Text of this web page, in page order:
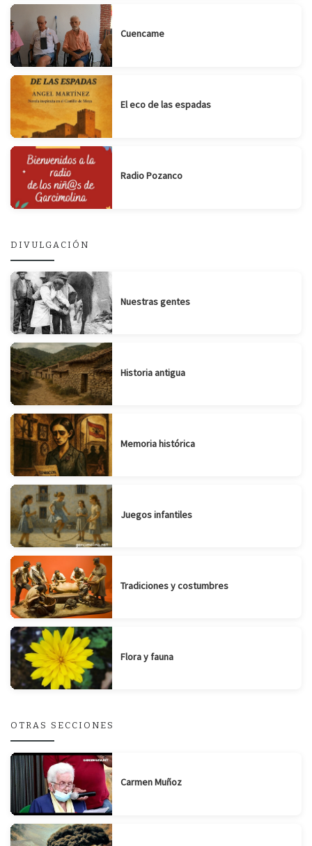
Cuencame
El eco de las espadas
Radio Pozanco
DIVULGACIÓN
Nuestras gentes
Historia antigua
Memoria histórica
Juegos infantiles
Tradiciones y costumbres
Flora y fauna
OTRAS SECCIONES
Carmen Muñoz